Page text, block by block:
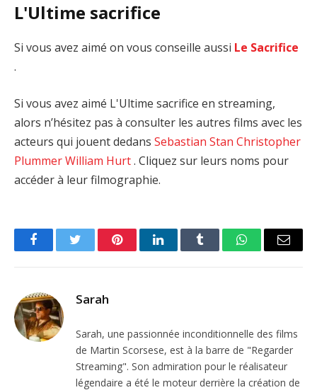
L'Ultime sacrifice
Si vous avez aimé on vous conseille aussi Le Sacrifice
.
Si vous avez aimé L'Ultime sacrifice en streaming,
alors n’hésitez pas à consulter les autres films avec les
acteurs qui jouent dedans Sebastian Stan Christopher
PlummerWilliam Hurt. Cliquez sur leurs noms pour
accéder à leur filmographie.
FacebookTwitter PinterestLinkedInTumblr WhatsAppEmail
Sarah
Sarah, une passionnée inconditionnelle des films
de Martin Scorsese, est à la barre de "Regarder
Streaming". Son admiration pour le réalisateur
légendaire a été le moteur derrière la création de